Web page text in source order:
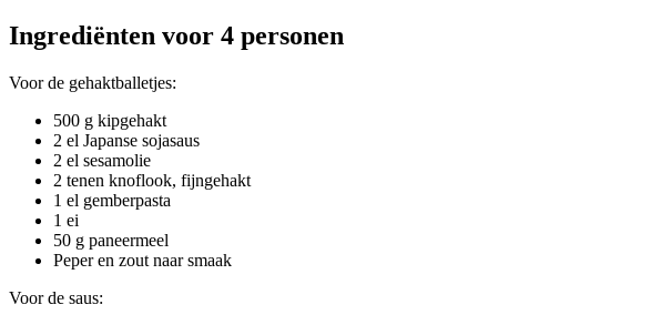
Ingrediënten voor 4 personen
Voor de gehaktballetjes:
500 g kipgehakt
2 el Japanse sojasaus
2 el sesamolie
2 tenen knoflook, fijngehakt
1 el gemberpasta
1 ei
50 g paneermeel
Peper en zout naar smaak
Voor de saus: